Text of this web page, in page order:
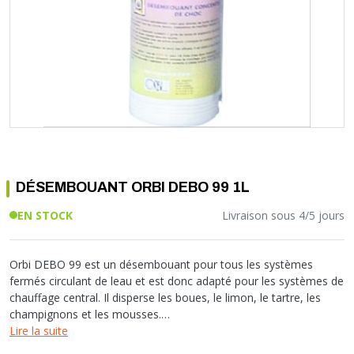
RACCORD PE (POLYÉTHYLÈNE)
TUBE LAITON ET ECROU
KIT FIXATION MURAL
ROBINET
FLEXIBLE
RÉDUCTEUR DE PRESSION
COMPTEUR ET ACCESSOIRE
FILTRATION
Soupape différentielle
Vanne de Température
TUBAGE CHEMINÉE CHAUDIÈRE POÊLE
EQUIPEMENT INDUSTRIEL
COMMUNICATION
COLLIER ET FIXATION
GAINE
LAMPE ET TORCHE
PILES ET ACCUMULATEURS
VMC ET VENTILATION
TRAPPE CHATIÈRE ET HUBLOT
VOTRE SOLUTION CHAUFFAGE
DÉSEMBOUANT ORBI DEBO 99 1L
EN STOCK Livraison sous 4/5 jours
Orbi DEBO 99 est un désembouant pour tous les systèmes
fermés circulant de leau et est donc adapté pour les systèmes de
chauffage central. Il disperse les boues, le limon, le tartre, les
champignons et les mousses.
Lire la suite